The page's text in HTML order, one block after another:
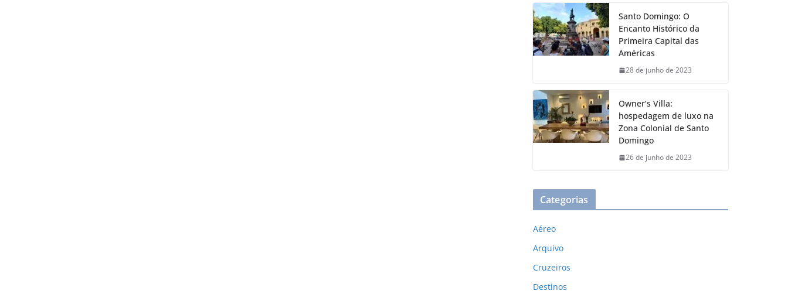
Santo Domingo: O
Encanto Histórico da
Primeira Capital das
Américas
28 de junho de 2023
Owner’s Villa:
hospedagem de luxo na
Zona Colonial de Santo
Domingo
26 de junho de 2023
Categorias
Aéreo
Arquivo
Cruzeiros
Destinos